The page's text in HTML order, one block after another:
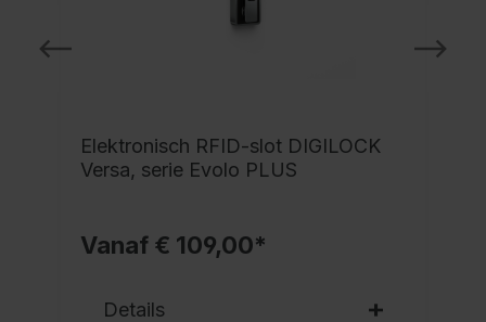
Elektronisch RFID-slot DIGILOCK
Versa, serie Evolo PLUS
Vanaf € 109,00*
Details